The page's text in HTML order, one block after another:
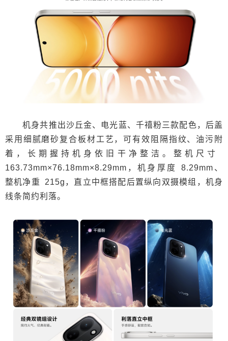
机身共推出沙丘金、电光蓝、千禧粉三款配色，后盖
采用细腻磨砂复合板材工艺，可有效阻隔指纹、油污附
着，长期握持机身依旧干净整洁。整机尺寸
163.73mm×76.18mm×8.29mm，机身厚度 8.29mm、
整机净重 215g，直立中框搭配后置纵向双摄模组，机身
线条简约利落。